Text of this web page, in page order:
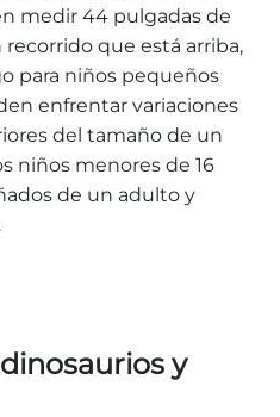
medir 44 pulgadas de
recorrido que está arriba,
para niños pequeños
enfrentar variaciones
del tamaño de un
niños menores de 16
de un adulto y
y